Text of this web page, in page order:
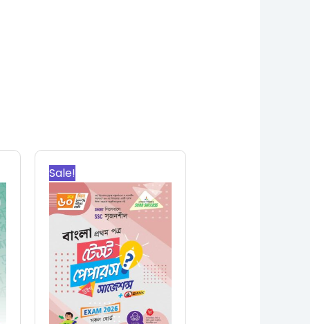
Sale!
was:
540.00৳.
is:
486.00৳.